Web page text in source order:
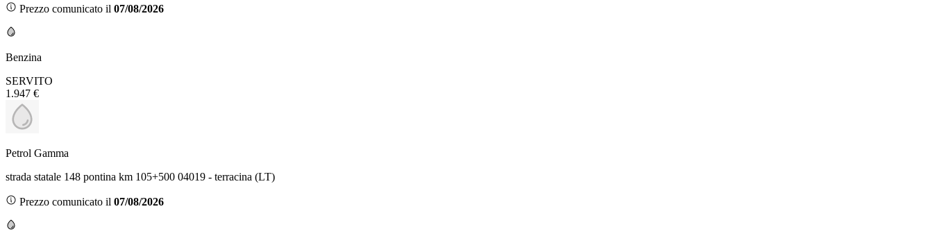
Prezzo comunicato il 07/08/2026
Benzina
SERVITO
1.947 €
Petrol Gamma
strada statale 148 pontina km 105+500 04019 - terracina (LT)
Prezzo comunicato il 07/08/2026